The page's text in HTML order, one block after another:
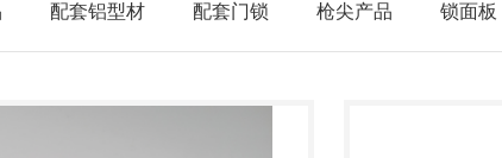
配套铝型材 配套门锁 枪尖产品 锁面板